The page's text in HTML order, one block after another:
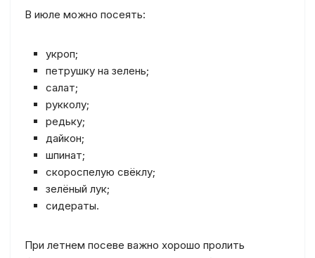
В июле можно посеять:
укроп;
петрушку на зелень;
салат;
рукколу;
редьку;
дайкон;
шпинат;
скороспелую свёклу;
зелёный лук;
сидераты.
При летнем посеве важно хорошо пролить